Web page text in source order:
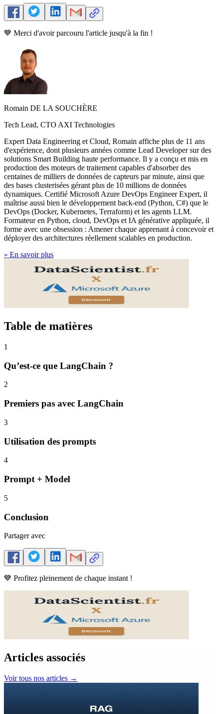
💙 Merci d'avoir parcouru l'article jusqu'à la fin !
Romain DE LA SOUCHÈRE
Tech Lead, CTO AXI Technologies
Expert Data Engineering et Cloud, Romain affiche plus de 11 ans
d'expérience, dont plusieurs années comme Lead Developer sur des
solutions Smart Building haute performance. Il y a conçu et mis en
production des moteurs de traitement capables d'absorber des
centaines de milliers de données de capteurs par minute, ainsi que
des bases clusterisées gérant plus de 10 millions de données
dynamiques. Certifié Microsoft Azure DevOps Engineer Expert, il
maîtrise aussi bien le développement back-end (Python, C#) que le
DevOps (Docker, Kubernetes, Terraform) et les agents LLM.
Formateur en Python, cloud, DevOps et IA générative appliquée, il
forme avec une obsession : Amener chaque apprenant à concevoir et
déployer des architectures réellement scalables en production.
» En savoir plus
Table de matières
1
Qu’est-ce que LangChain ?
2
Premiers pas avec LangChain
3
Utilisation des prompts
4
Prompt + Model
5
Conclusion
Partager avec
💙 Profitez pleinement de chaque instant !
Articles associés
Voir tous nos articles →